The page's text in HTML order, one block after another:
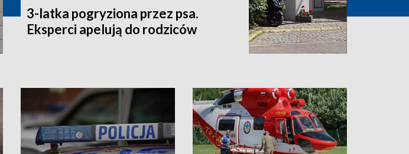
3-latka pogryziona przez psa.
Eksperci apelują do rodziców